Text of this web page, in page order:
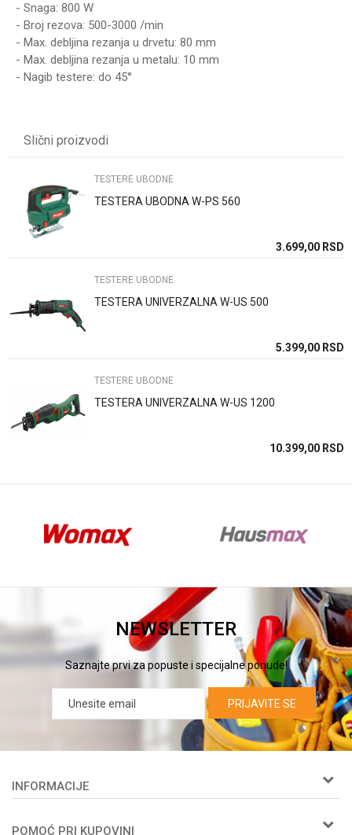
- Snaga: 800 W
- Broj rezova: 500-3000 /min
- Max. debljina rezanja u drvetu: 80 mm
- Max. debljina rezanja u metalu: 10 mm
- Nagib testere: do 45°
Težina specifikacija
LASER DA
MAX. DEBLJINA SEČENJA
Poruka
Anti-spam zaštita - izračunajte koliko je 4 + 1 :
POŠALJI
Slični proizvodi
TESTERE UBODNE
TESTERA UBODNA W-PS 560
3.699,00 RSD
TESTERE UBODNE
TESTERA UNIVERZALNA W-US 500
5.399,00 RSD
TESTERE UBODNE
TESTERA UNIVERZALNA W-US 1200
10.399,00 RSD
NEWSLETTER
Saznajte prvi za popuste i specijalne ponude!
PRIJAVITE SE
INFORMACIJE
POMOĆ PRI KUPOVINI